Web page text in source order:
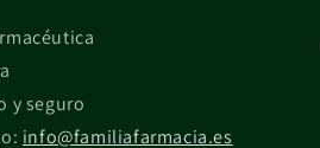
y seguro
info@familiafarmacia.es